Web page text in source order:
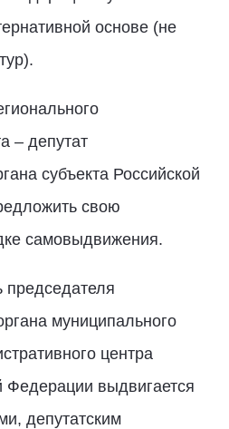
основе (не
– депутат
субъекта Российской
свою
самовыдвижения.
председателя
муниципального
центра
Федерации выдвигается
депутатским